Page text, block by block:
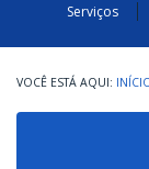
Serviços